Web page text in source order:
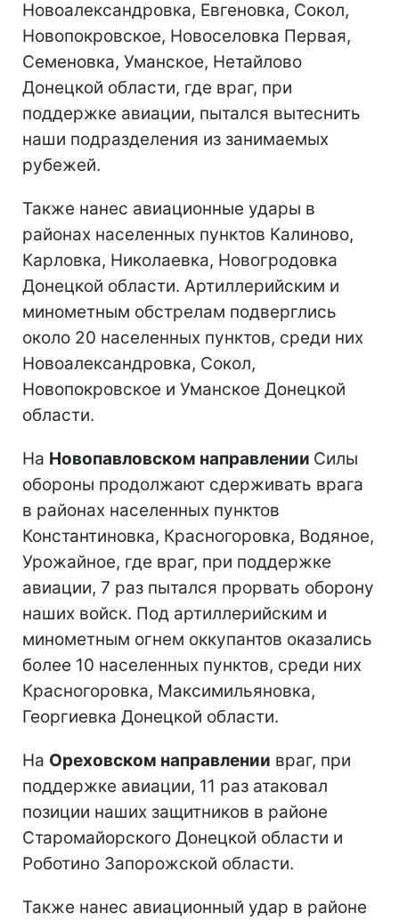
Новоалександровка, Евгеновка, Сокол,
Новопокровское, Новоселовка Первая,
Семеновка, Уманское, Нетайлово
Донецкой области, где враг, при
поддержке авиации, пытался вытеснить
наши подразделения из занимаемых
рубежей.
Также нанес авиационные удары в
районах населенных пунктов Калиново,
Карловка, Николаевка, Новогродовка
Донецкой области. Артиллерийским и
минометным обстрелам подверглись
около 20 населенных пунктов, среди них
Новоалександровка, Сокол,
Новопокровское и Уманское Донецкой
области.
На Новопавловском направлении Силы
обороны продолжают сдерживать врага
в районах населенных пунктов
Константиновка, Красногоровка, Водяное,
Урожайное, где враг, при поддержке
авиации, 7 раз пытался прорвать оборону
наших войск. Под артиллерийским и
минометным огнем оккупантов оказались
более 10 населенных пунктов, среди них
Красногоровка, Максимильяновка,
Георгиевка Донецкой области.
На Ореховском направлении враг, при
поддержке авиации, 11 раз атаковал
позиции наших защитников в районе
Старомайорского Донецкой области и
Роботино Запорожской области.
Также нанес авиационный удар в районе